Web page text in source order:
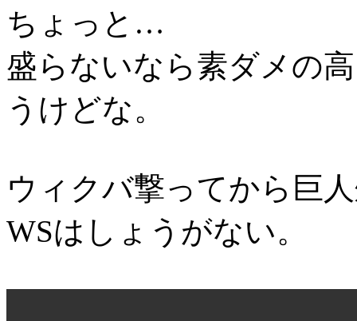
ちょっと…
盛らないなら素ダメの
うけどな。
ウィクバ撃ってから巨
WSはしょうがない。